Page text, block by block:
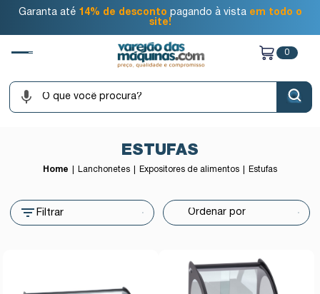
Garanta até 14% de desconto pagando à vista em todo o
site!
0
ESTUFAS
Home Lanchonetes Expositores de alimentos Estufas
Filtrar